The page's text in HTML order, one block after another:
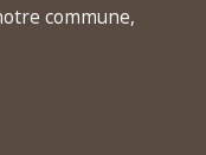
commune,